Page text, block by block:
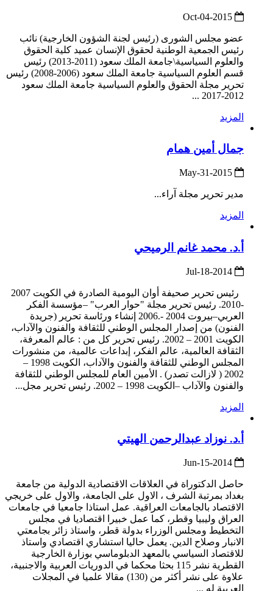
عضو مجلس الشورى (رئيس لجنة الشؤون الخارجية) نائب
رئيس الجمعية الوطنية لحقوق الإنسان عميد كلية الحقوق
والعلوم السياسية\جامعة الملك سعود (2011-2013) رئيس
قسم العلوم السياسية جامعة الملك سعود (2006-2008) رئيس
تحرير مجلة الحقوق والعلوم السياسية جامعة الملك سعود
2012-2017 ...
المزيد
جمال أمين همام
مدير تحرير مجلة آراء...
المزيد
أ.د. محمد غانم الرميحي
رئيس تحرير صحيفة أوان اليومية الصادرة في الكويت 2007
-2010. رئيس تحرير مجلة "حوار العرب" –مؤسسة الفكر
العربي–بيروت 2004 -.2006 إنشاء ورئاسة تحرير (جريدة
الفنون) من إصدار المجلس الوطني للثقافة والفنون والآداب،
الكويت 2001 – 2002. رئيس تحرير كل من : عالم المعرفة،
الثقافة العالمية، عالم الفكر، إبداعات عالمية، من منشورات
المجلس الوطني للثقافة والفنون والآداب، الكويت 1998 –
2002 ( لازالت تصدر) . الأمين العام للمجلس الوطني للثقافة
والفنون والآداب –الكويت 1998 – 2002. رئيس تحرير مجل...
المزيد
أ.د. نوزاد عبدالرحمن الهيتي
حاصل الدكتوراة في العلاقات الاقتصادية الدولية من جامعة
بغداد بمرتبة الشرف ، الاول على الجامعة، والاول على خريجي
الاقتصاد بالجامعات العراقية. عمل استاذا جامعيا في جامعات
العراق وليبيا وقطر، كما عمل خبيرا اقتصاديا في مجلس
التخطيط ومجلس الوزراء بدولة قطر، واستاذ زائر بجامعتي
الانبار وصلاح الدين. يعمل حاليا استشاري اقتصادي واستاذ
للاقتصاد السياسي بالمعهد الدبلوماسي بوزارة الخارجية
القطرية نشر 115 بحثا محكما في الدوريات العربية والاجنبية،
علاوة على نشر أكثر من (130) مقالا علميا في المجلات
العربية له ...